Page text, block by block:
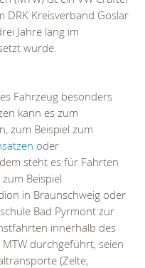
DRK Kreisverband Goslar
Jahre lang im
wurde.
Fahrzeug besonders
kann es zum
zum Beispiel zum
oder
steht es für Fahrten
Beispiel
in Braunschweig oder
Bad Pyrmont zur
innerhalb des
durchgeführt, seien
(Zelte,